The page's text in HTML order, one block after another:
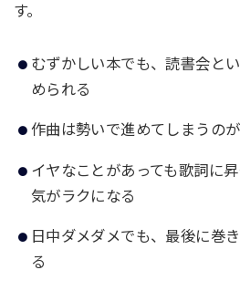
す。
むずかしい本でも、読書会と
められる
作曲は勢いで進めてしまうの
イヤなことがあっても歌詞に
気がラクになる
日中ダメダメでも、最後に巻
る